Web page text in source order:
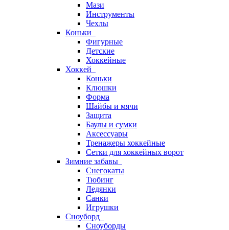
Мази
Инструменты
Чехлы
Коньки
Фигурные
Детские
Хоккейные
Хоккей
Коньки
Клюшки
Форма
Шайбы и мячи
Защита
Баулы и сумки
Аксессуары
Тренажеры хоккейные
Сетки для хоккейных ворот
Зимние забавы
Снегокаты
Тюбинг
Ледянки
Санки
Игрушки
Сноуборд
Сноуборды